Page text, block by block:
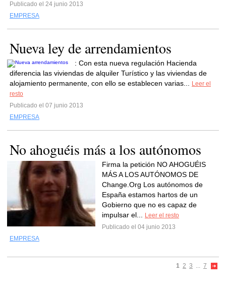
Publicado el 24 junio 2013
EMPRESA
Nueva ley de arrendamientos
: Con esta nueva regulación Hacienda
diferencia las viviendas de alquiler Turístico y las viviendas de
alojamiento permanente, con ello se establecen varias...
Leer el
resto
Publicado el 07 junio 2013
EMPRESA
No ahoguéis más a los autónomos
Firma la petición NO AHOGUÉIS
MÁS A LOS AUTÓNOMOS DE
Change.Org Los autónomos de
España estamos hartos de un
Gobierno que no es capaz de
impulsar el...
Leer el resto
Publicado el 04 junio 2013
EMPRESA
1 2 3 ... 7